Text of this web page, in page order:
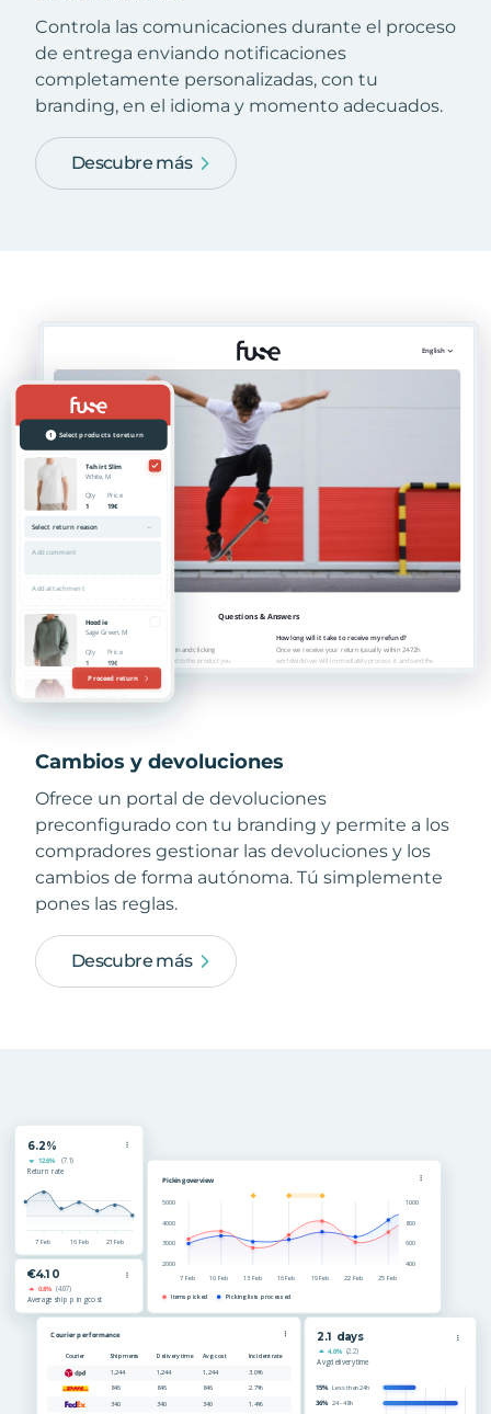
Controla las comunicaciones durante el proceso
de entrega enviando notificaciones
completamente personalizadas, con tu
branding, en el idioma y momento adecuados.
Descubre más
Cambios y devoluciones
Ofrece un portal de devoluciones
preconfigurado con tu branding y permite a los
compradores gestionar las devoluciones y los
cambios de forma autónoma. Tú simplemente
pones las reglas.
Descubre más